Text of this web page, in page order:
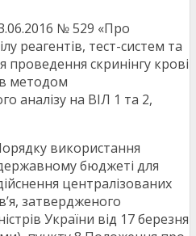
№ 529 «Про
реагентів, тест-систем та
проведення скринінгу крові
методом
аналізу на ВІЛ 1 та 2,
використання
бюджеті для
централізованих
затвердженого
України від 17 березня